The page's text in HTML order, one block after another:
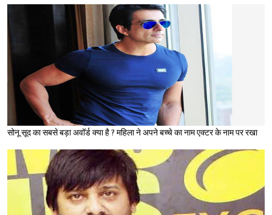
सोनू सूद का सबसे बड़ा अवॉर्ड क्या है ? महिला ने अपने बच्चे का नाम एक्टर के नाम पर रखा